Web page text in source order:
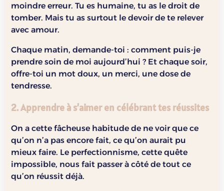
moindre erreur. Tu es humaine, tu as le droit de
tomber. Mais tu as surtout le devoir de te relever
avec amour.
Chaque matin, demande-toi : comment puis-je
prendre soin de moi aujourd’hui ? Et chaque soir,
offre-toi un mot doux, un merci, une dose de
tendresse.
2. Apprendre à s’aimer en célébrant tes réussites
On a cette fâcheuse habitude de ne voir que ce
qu’on n’a pas encore fait, ce qu’on aurait pu
mieux faire. Le perfectionnisme, cette quête
impossible, nous fait passer à côté de tout ce
qu’on réussit déjà.